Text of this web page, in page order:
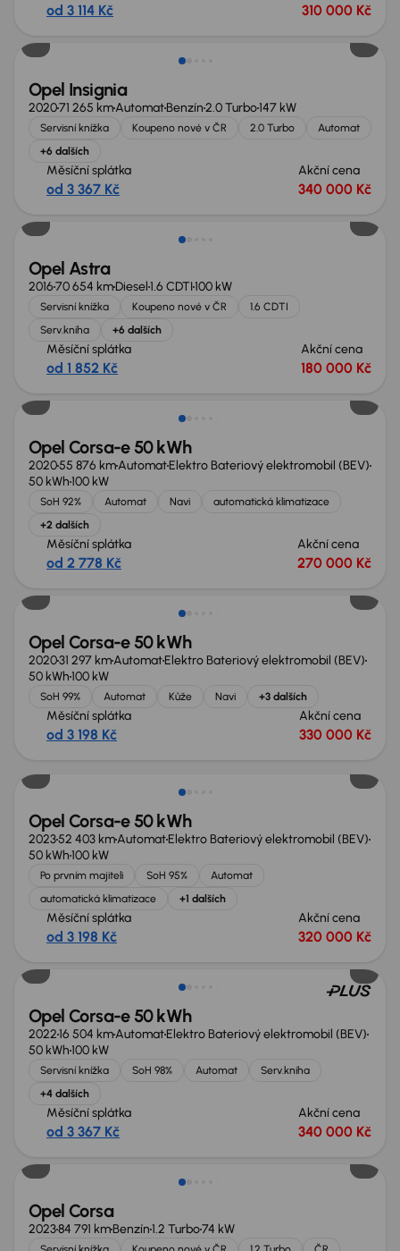
od 3 114 Kč 310 000 Kč
Opel Insignia
202071 265 kmAutomatBenzín2.0 Turbo147 kW
Servisní knížka Koupeno nové v ČR 2.0 Turbo
Automat
+6 dalších
Měsíční splátka
od 3 367 Kč
Akční cena
340 000 Kč
Opel Astra
201670 654 kmDiesel1.6 CDTI100 kW
Servisní knížka Koupeno nové v ČR
1.6 CDTI
Serv.kniha
+6 dalších
Měsíční splátka
od 1 852 Kč
Akční cena
180 000 Kč
Zlevněno o 10 000 Kč
Opel Corsa-e 50 kWh
202055 876 kmAutomatElektro Bateriový elektromobil (BEV)
50 kWh100 kW
SoH 92% Automat Navi
automatická klimatizace
+2 dalších
Měsíční splátka
od 2 778 Kč
Akční cena
270 000 Kč
Možnost odpočtu DPH
Opel Corsa-e 50 kWh
202031 297 kmAutomatElektro Bateriový elektromobil (BEV)
50 kWh100 kW
SoH 99% Automat Kůže Navi +3 dalších
Měsíční splátka
od 3 198 Kč
Akční cena
330 000 Kč
Opel Corsa-e 50 kWh
202352 403 kmAutomatElektro Bateriový elektromobil (BEV)
50 kWh100 kW
Po prvním majiteli SoH 95%
Automat
automatická klimatizace
+1 dalších
Měsíční splátka
od 3 198 Kč
Akční cena
320 000 Kč
Možnost odpočtu DPH
Opel Corsa-e 50 kWh
202216 504 kmAutomatElektro Bateriový elektromobil (BEV)
50 kWh100 kW
Servisní knížka SoH 98% Automat
Serv.kniha
+4 dalších
Měsíční splátka
od 3 367 Kč
Akční cena
340 000 Kč
Opel Corsa
202384 791 kmBenzín1.2 Turbo74 kW